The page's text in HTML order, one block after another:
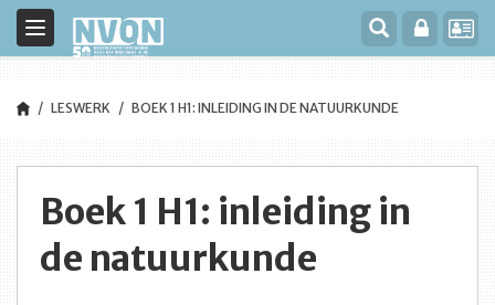
Toggle
navigation
LESWERK BOEK 1 H1: INLEIDING IN DE NATUURKUNDE
Boek 1 H1: inleiding in
de natuurkunde